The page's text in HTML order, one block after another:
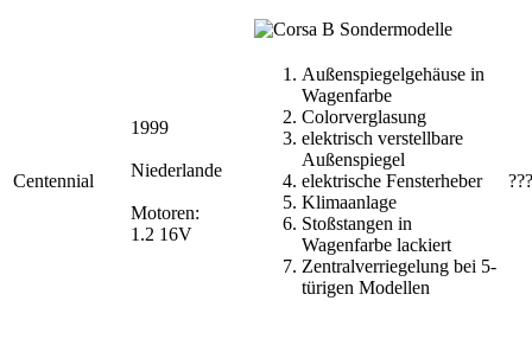
Centennial
1999
Niederlande
Motoren:
1.2 16V
Außenspiegelgehäuse in
Wagenfarbe
Colorverglasung
elektrisch verstellbare
Außenspiegel
elektrische Fensterheber
Klimaanlage
Stoßstangen in
Wagenfarbe lackiert
Zentralverriegelung bei 5-
türigen Modellen
???